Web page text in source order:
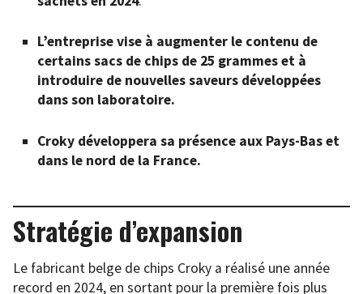
L’entreprise vise à augmenter le contenu de
certains sacs de chips de 25 grammes et à
introduire de nouvelles saveurs développées
dans son laboratoire.
Croky développera sa présence aux Pays-Bas et
dans le nord de la France.
Stratégie d’expansion
Le fabricant belge de chips Croky a réalisé une année
record en 2024, en sortant pour la première fois plus